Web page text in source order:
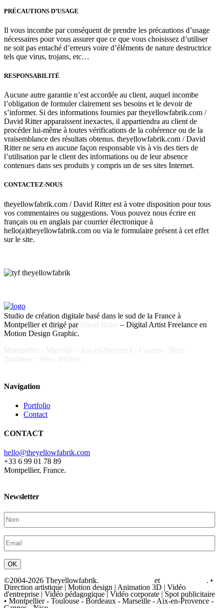
PRÉCAUTIONS D’USAGE
Il vous incombe par conséquent de prendre les précautions d’usage
nécessaires pour vous assurer que ce que vous choisissez d’utiliser
ne soit pas entaché d’erreurs voire d’éléments de nature destructrice
tels que virus, trojans, etc…
RESPONSABILITÉ
Aucune autre garantie n’est accordée au client, auquel incombe
l’obligation de formuler clairement ses besoins et le devoir de
s’informer. Si des informations fournies par theyellowfabrik.com /
David Ritter apparaissent inexactes, il appartiendra au client de
procéder lui-même à toutes vérifications de la cohérence ou de la
vraisemblance des résultats obtenus. theyellowfabrik.com / David
Ritter ne sera en aucune façon responsable vis à vis des tiers de
l’utilisation par le client des informations ou de leur absence
contenues dans ses produits y compris un de ses sites Internet.
CONTACTEZ-NOUS
theyellowfabrik.com / David Ritter est à votre disposition pour tous
vos commentaires ou suggestions. Vous pouvez nous écrire en
français ou en anglais par courrier électronique à
hello(a)theyellowfabrik.com ou via le formulaire présent à cet effet
sur le site.
Studio de création digitale basé dans le sud de la France à
Montpellier et dirigé par David Ritter – Digital Artist Freelance en
Motion Design Graphic.
Montpellier - Marseille - Aix-en-Provence - Cannes - Nice -
Toulouse - Sète - Béziers
Navigation
Portfolio
Contact
CONTACT
hello@theyellowfabrik.com
+33 6 99 01 78 89
Montpellier, France.
Newsletter
©2004-2026 Theyellowfabrik. et
. •
Direction artistique | Motion design | Animation 3D | Vidéo
d'entreprise | Vidéo pédagogique| Vidéo corporate |Spot publicitaire
• Montpellier - Toulouse - Bordeaux - Marseille - Aix-en-Provence -